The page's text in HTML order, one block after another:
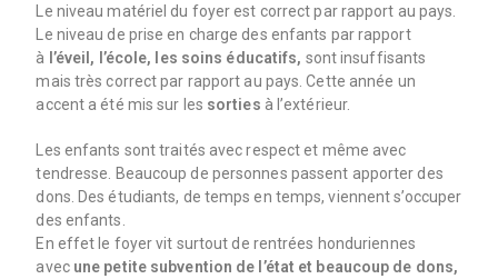
Le niveau matériel du foyer est correct par rapport au pays.
Le niveau de prise en charge des enfants par rapport
à l’éveil, l’école, les soins éducatifs, sont insuffisants
mais très correct par rapport au pays. Cette année un
accent a été mis sur les sorties à l’extérieur.
Les enfants sont traités avec respect et même avec
tendresse. Beaucoup de personnes passent apporter des
dons. Des étudiants, de temps en temps, viennent s’occuper
des enfants.
En effet le foyer vit surtout de rentrées honduriennes
avec une petite subvention de l’état et beaucoup de dons,